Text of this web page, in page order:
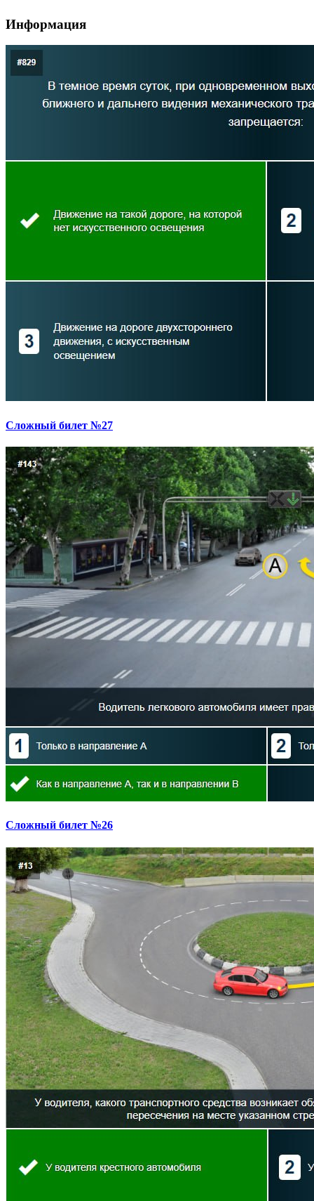
Информация
Сложный билет №27
Сложный билет №26